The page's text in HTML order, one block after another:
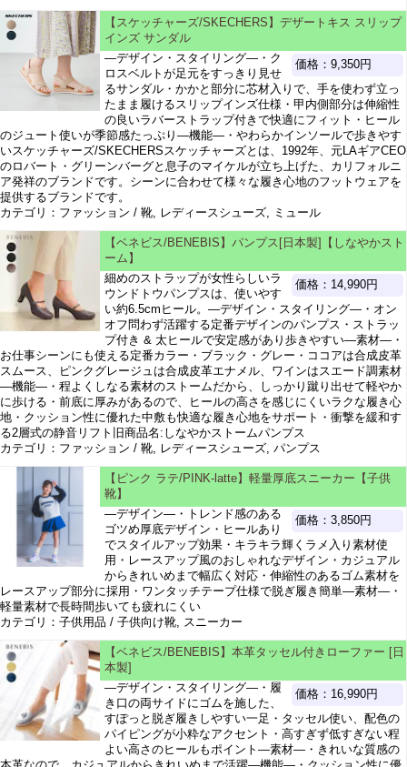
【スケッチャーズ/SKECHERS】デザートキス スリップ
インズ サンダル
価格：9,350円
―デザイン・スタイリング―・ク
ロスベルトが足元をすっきり見せ
るサンダル・かかと部分に芯材入りで、手を使わず立っ
たまま履けるスリップインズ仕様・甲内側部分は伸縮性
の良いラバーストラップ付きで快適にフィット・ヒール
のジュート使いが季節感たっぷり―機能―・やわらかインソールで歩きやす
いスケッチャーズ/SKECHERSスケッチャーズとは、1992年、元LAギアCEO
のロバート・グリーンバーグと息子のマイケルが立ち上げた、カリフォルニ
ア発祥のブランドです。シーンに合わせて様々な履き心地のフットウェアを
提供するブランドです。
カテゴリ：ファッション / 靴, レディースシューズ, ミュール
【ベネビス/BENEBIS】パンプス[日本製]【しなやかスト
ーム】
価格：14,990円
細めのストラップが女性らしいラ
ウンドトウパンプスは、使いやす
い約6.5cmヒール。―デザイン・スタイリング―・オン
オフ問わず活躍する定番デザインのパンプス・ストラッ
プ付き & 太ヒールで安定感があり歩きやすい―素材―・
お仕事シーンにも使える定番カラー・ブラック・グレー・ココアは合成皮革
スムース、ピンクグレージュは合成皮革エナメル、ワインはスエード調素材
―機能―・程よくしなる素材のストームだから、しっかり蹴り出せて軽やか
に歩ける・前底に厚みがあるので、ヒールの高さを感じにくいラクな履き心
地・クッション性に優れた中敷も快適な履き心地をサポート・衝撃を緩和す
る2層式の静音リフト旧商品名:しなやかストームパンプス
カテゴリ：ファッション / 靴, レディースシューズ, パンプス
【ピンク ラテ/PINK-latte】軽量厚底スニーカー【子供
靴】
価格：3,850円
―デザイン―・トレンド感のある
ゴツめ厚底デザイン・ヒールあり
でスタイルアップ効果・キラキラ輝くラメ入り素材使
用・レースアップ風のおしゃれなデザイン・カジュアル
からきれいめまで幅広く対応・伸縮性のあるゴム素材を
レースアップ部分に採用・ワンタッチテープ仕様で脱ぎ履き簡単―素材―・
軽量素材で長時間歩いても疲れにくい
カテゴリ：子供用品 / 子供向け靴, スニーカー
【ベネビス/BENEBIS】本革タッセル付きローファー [日
本製]
価格：16,990円
―デザイン・スタイリング―・履
き口の両サイドにゴムを施した、
すぽっと脱ぎ履きしやすい一足・タッセル使い、配色の
パイピングが小粋なアクセント・高すぎず低すぎない程
よい高さのヒールもポイント―素材―・きれいな質感の